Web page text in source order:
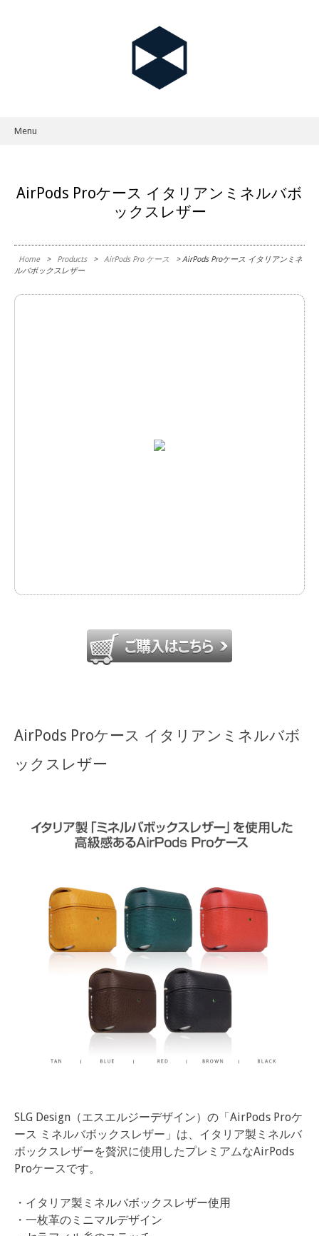
Menu
AirPods Proケース イタリアンミネルバボ
ックスレザー
Home > Products > AirPods Pro ケース
> AirPods Proケース イタリアンミネ
ルバボックスレザー
AirPods Proケース イタリアンミネルバボ
ックスレザー
SLG Design（エスエルジーデザイン）の「AirPods Proケ
ース ミネルバボックスレザー」は、イタリア製ミネルバ
ボックスレザーを贅沢に使用したプレミアムなAirPods
Proケースです。
・イタリア製ミネルバボックスレザー使用
・一枚革のミニマルデザイン